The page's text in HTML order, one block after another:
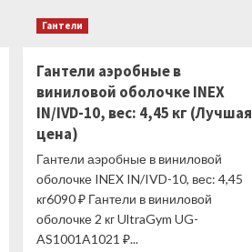
Dim
DTM
(Лучшая
Гантели
Гантели аэробные в
виниловой оболочке INEX
IN/IVD-10, вес: 4,45 кг (Лучшая
цена)
Гантели аэробные в виниловой
оболочке INEX IN/IVD-10, вес: 4,45
кг6090 ₽ Гантели в виниловой
оболочке 2 кг UltraGym UG-
AS1001A1021 ₽...